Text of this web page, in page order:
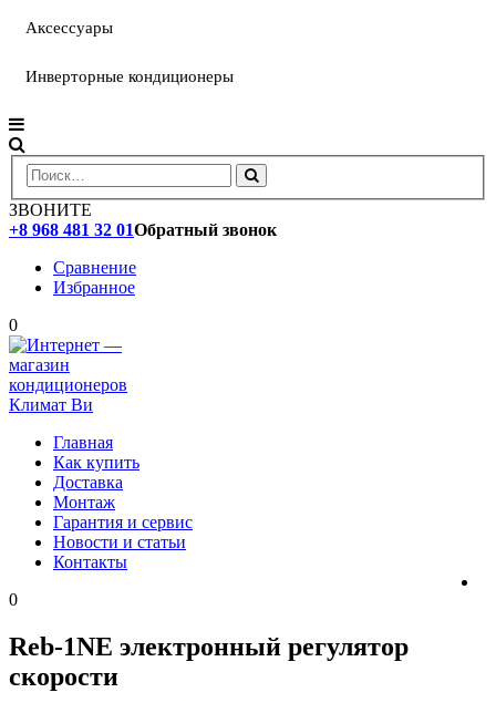
Аксессуары
Инверторные кондиционеры
ЗВОНИТЕ
+8 968 481 32 01Обратный звонок
Сравнение
Избранное
0
Главная
Как купить
Доставка
Монтаж
Гарантия и сервис
Новости и статьи
Контакты
0
Reb-1NE электронный регулятор
скорости